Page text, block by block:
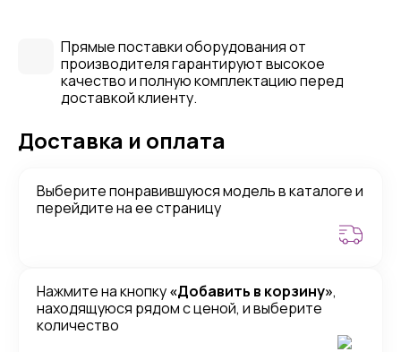
Прямые поставки оборудования от
производителя гарантируют высокое
качество и полную комплектацию перед
доставкой клиенту.
Доставка и оплата
Выберите понравившуюся модель в каталоге и
перейдите на ее страницу
Нажмите на кнопку«Добавить в корзину»,
находящуюся рядом с ценой, и выберите
количество